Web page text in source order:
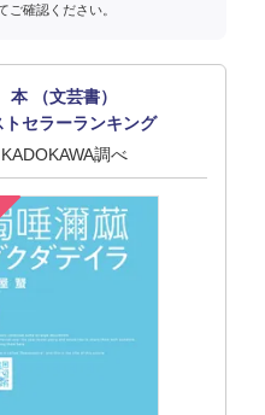
ご確認ください。
本 （文芸書）
トセラーランキング
KADOKAWA調べ